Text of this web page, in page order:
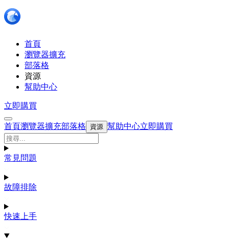
首頁
瀏覽器擴充
部落格
資源
幫助中心
立即購買
首頁瀏覽器擴充部落格 資源 幫助中心立即購買
常見問題
故障排除
快速上手